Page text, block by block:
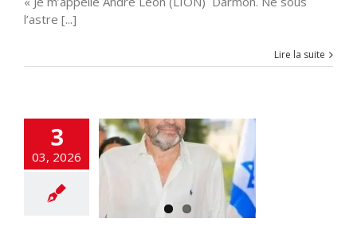
l’astre [...]
Lire la suite
3
03, 2026
– Jacques
DEFENSE